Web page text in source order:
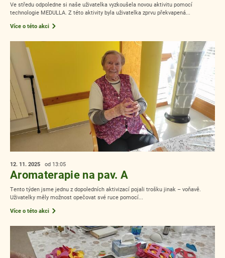
Ve středu odpoledne si naše uživatelka vyzkoušela novou aktivitu pomocí
technologie MEDULLA. Z této aktivity byla uživatelka zprvu překvapená...
Více o této akci
12. 11. 2025 od 13:05
Aromaterapie na pav. A
Tento týden jsme jednu z dopoledních aktivizací pojali trošku jinak – voňavě.
Uživatelky měly možnost opečovat své ruce pomocí...
Více o této akci